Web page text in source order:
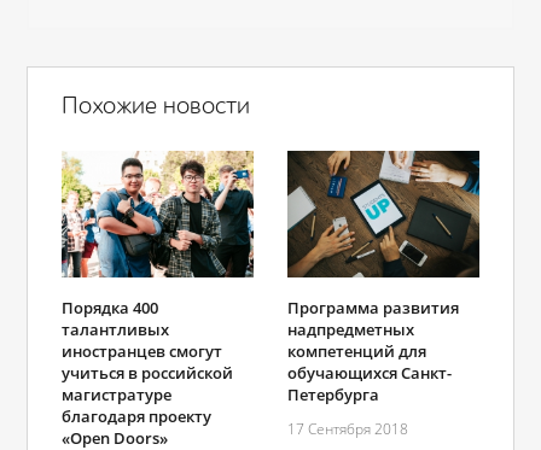
Похожие новости
Порядка 400
талантливых
иностранцев смогут
учиться в российской
магистратуре
благодаря проекту
«Open Doors»
Программа развития
надпредметных
компетенций для
обучающихся Санкт-
Петербурга
17 Сентября 2018